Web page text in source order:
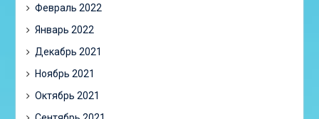
Февраль 2022
Январь 2022
Декабрь 2021
Ноябрь 2021
Октябрь 2021